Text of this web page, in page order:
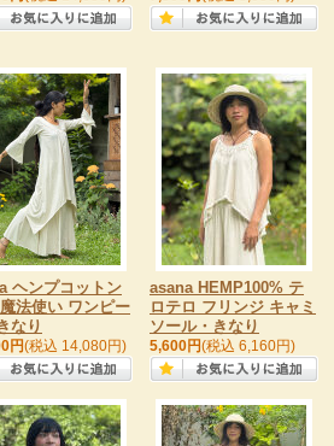
ヘンプコットン
法使い ワンピー
なり
円(税込 14,080円)
asana HEMP100% テ
ロテロ フリンジ キャミ
ソール・きなり
5,600円(税込 6,160円)